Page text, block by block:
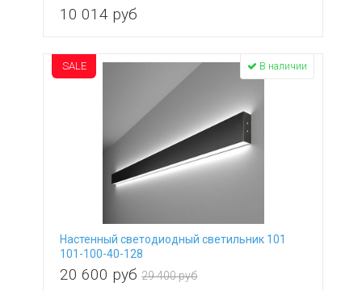
10 014 руб
Настенный светодиодный светильник 101
101-100-40-128
20 600 руб 29 400 руб
SALE В наличии